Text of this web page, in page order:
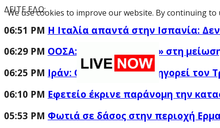
ΔΕΙΤΕ ΕΔΩ:
06:51 PM Η Ιταλία απαντά στην Ισπανία:
06:29 PM ΟΟΣΑ: «Πρωταθλήτρια» στη
06:25 PM Ιράν: Ο Γκαλιμπάφ κατηγορεί τον
06:10 PM Εφετείο έκρινε παράνομη την
05:53 PM Φωτιά σε δάσος στην περιοχή
We use cookies to improve our website. By continuing